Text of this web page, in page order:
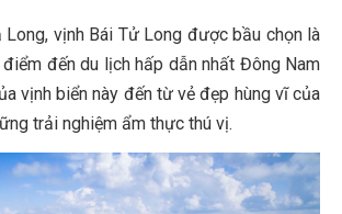
Long, vịnh Bái Tử Long được bầu chọn là
đến du lịch hấp dẫn nhất Đông Nam
vịnh biển này đến từ vẻ đẹp hùng vĩ của
trải nghiệm ẩm thực thú vị.